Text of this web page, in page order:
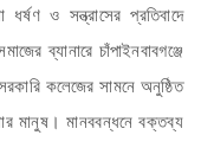
ও সন্ত্রাসের প্রতিবাদে
ব্যানারে চাঁপাইনবাবগঞ্জে
কলেজের সামনে অনুষ্ঠিত
মানুষ। মানববন্ধনে বক্তব্য